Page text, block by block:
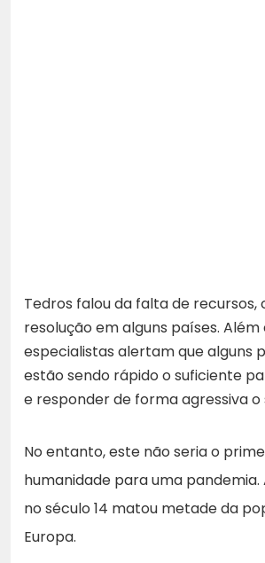
Tedros falou da falta de recursos,
resolução em alguns países. Além
especialistas alertam que alguns
estão sendo rápido o suficiente
e responder de forma agressiva o
No entanto, este não seria o
humanidade para uma
no século 14 matou metade da
Europa.